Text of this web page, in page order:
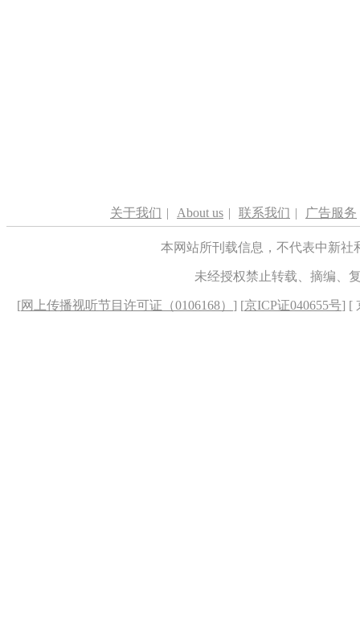
关于我们 | About us | 联系我们 | 广告服务
本网站所刊载信息，不代表中新
未经授权禁止转载、摘编、
[网上传播视听节目许可证（0106168） ] [京ICP证040655号] [